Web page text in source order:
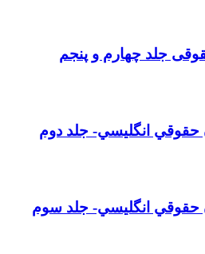
جلد چهارم و پنجم
حقوقي انگليسي- جلد دوم
حقوقي انگليسي- جلد سوم